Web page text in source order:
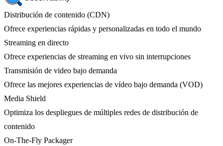
Distribución de contenido (CDN)
Ofrece experiencias rápidas y personalizadas en todo el mundo
Streaming en directo
Ofrece experiencias de streaming en vivo sin interrupciones
Transmisión de video bajo demanda
Ofrece las mejores experiencias de vídeo bajo demanda (VOD)
Media Shield
Optimiza los despliegues de múltiples redes de distribución de
contenido
On-The-Fly Packager